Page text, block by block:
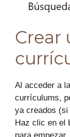
Crear
Al acceder a
currículums,
ya creados (si
Haz clic en el
para